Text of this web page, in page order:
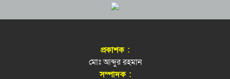
নাসিম হোসাইন মহানগর বিএনপির সভাপতি পদে
প্রকাশক :
মোঃ আব্দুর রহমান
সম্পাদক :